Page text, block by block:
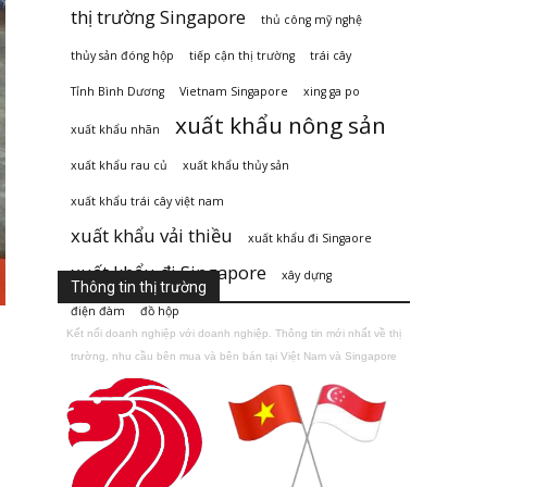
thị trường Singapore thủ công mỹ nghệ
thủy sản đóng hộp tiếp cận thị trường trái cây
Tỉnh Bình Dương Vietnam Singapore xing ga po
xuất khẩu nhãn xuất khẩu nông sản
xuất khẩu rau củ xuất khẩu thủy sản
xuất khẩu trái cây việt nam
xuất khẩu vải thiều xuất khẩu đi Singaore
xuất khẩu đi Singapore xây dựng
điện đàm đồ hộp
Thông tin thị trường
Kết nối doanh nghiệp với doanh nghiệp. Thông tin mới nhất về thị
trường, nhu cầu bên mua và bên bán tại Việt Nam và Singapore